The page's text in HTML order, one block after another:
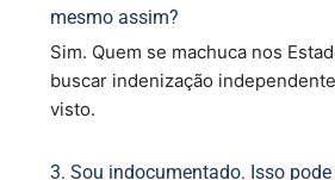
mesmo assim?
Sim. Quem se machuca nos
buscar indenização
visto.
3. Sou indocumentado. Isso